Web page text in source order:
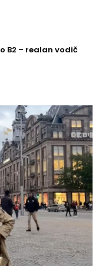
B2 – realan vodič